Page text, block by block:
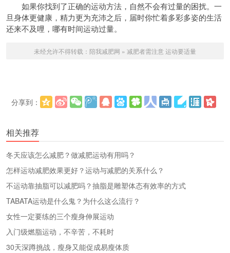
如果你找到了正确的运动方法，自然不会有过量的困扰。一
旦身体更健康，精力更为充沛之后，届时你忙着多彩多姿的生活
还来不及哩，哪有时间运动过量。
未经允许不得转载： 陪我减肥网 » 减肥者需注意 运动要适量
分享到：
相关推荐
冬天应该怎么减肥？做减肥运动有用吗？
怎样运动减肥效果更好？运动与减肥的关系什么？
不运动靠抽脂可以减肥吗？抽脂是雕塑体态有效率的方式
TABATA运动是什么鬼？为什么这么流行？
女性一定要练的三个瘦身伸展运动
入门级燃脂运动，不辛苦，不耗时
30天深蹲挑战，瘦身又能促成易瘦体质